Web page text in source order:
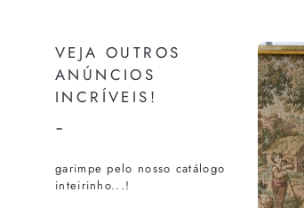
VEJA OUTROS
ANÚNCIOS
INCRÍVEIS!
-
garimpe pelo nosso catálogo
inteirinho...!